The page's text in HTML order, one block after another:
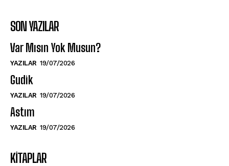
SON YAZILAR
Var Mısın Yok Musun?
YAZILAR 19/07/2026
Gudik
YAZILAR 19/07/2026
Astım
YAZILAR 19/07/2026
KITAPLAR